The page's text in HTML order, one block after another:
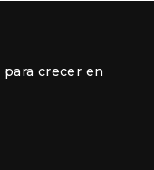
crecer en